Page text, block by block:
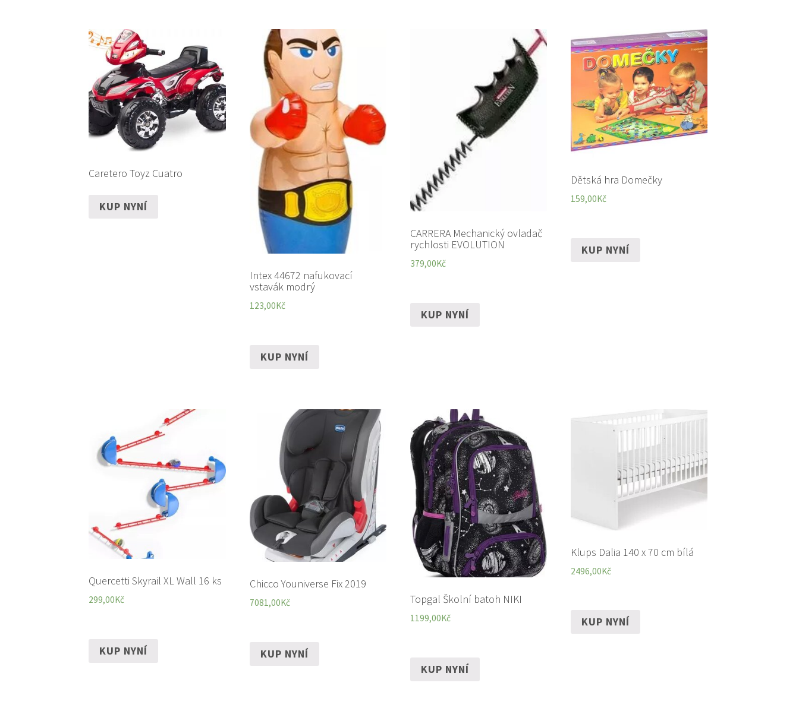
Caretero Toyz Cuatro
KUP NYNÍ
Intex 44672 nafukovací
vstavák modrý
123,00Kč
KUP NYNÍ
CARRERA Mechanický ovladač
rychlosti EVOLUTION
379,00Kč
KUP NYNÍ
Dětská hra Domečky
159,00Kč
KUP NYNÍ
Quercetti Skyrail XL Wall 16 ks
299,00Kč
KUP NYNÍ
Chicco Youniverse Fix 2019
7081,00Kč
KUP NYNÍ
Topgal Školní batoh NIKI
1199,00Kč
KUP NYNÍ
Klups Dalia 140 x 70 cm bílá
2496,00Kč
KUP NYNÍ